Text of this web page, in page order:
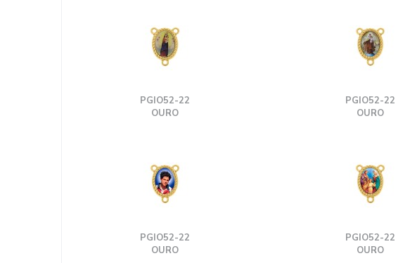
PGIO52-22
OURO
PGIO52-22
OURO
PGIO52-22
OURO
PGIO52-22
OURO